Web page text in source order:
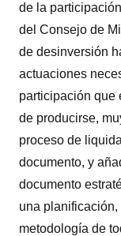
de la
del Consejo de
de desinversión
actuaciones
participación que
de producirse,
proceso de
documento, y
documento
una
metodología de